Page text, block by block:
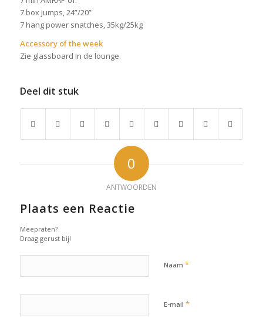
7 box jumps, 24”/20”
7 hang power snatches, 35kg/25kg
Accessory of the week
Zie glassboard in de lounge.
Deel dit stuk
0
ANTWOORDEN
Plaats een Reactie
Meepraten?
Draag gerust bij!
Naam *
E-mail *